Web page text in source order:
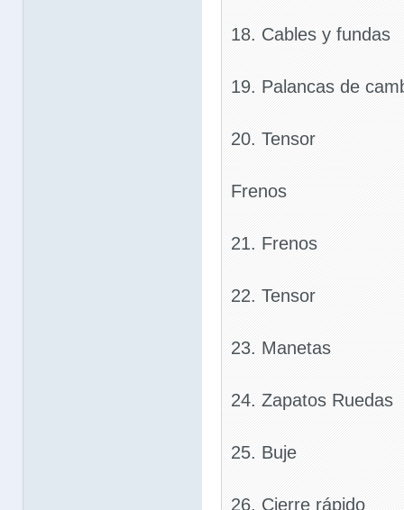
18. Cables y fundas
19. Palancas de
20. Tensor
Frenos
21. Frenos
22. Tensor
23. Manetas
24. Zapatos Ruedas
25. Buje
26. Cierre rápido